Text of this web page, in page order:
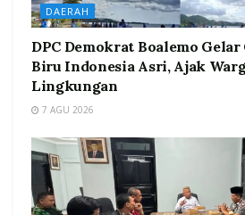
DAERAH
DPC Demokrat Boalemo
Biru Indonesia Asri, Ajak
Lingkungan
7 AGU 2026